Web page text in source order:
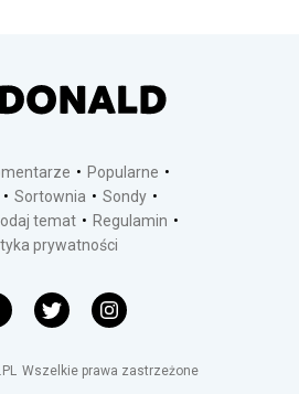
Popularne
Sortownia
Sondy
temat
Regulamin
prywatności
Wszelkie prawa zastrzeżone